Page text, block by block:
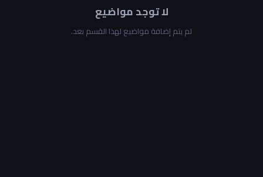
لا توجد مواضيع
لم يتم إضافة مواضيع لهذا القسم بعد.